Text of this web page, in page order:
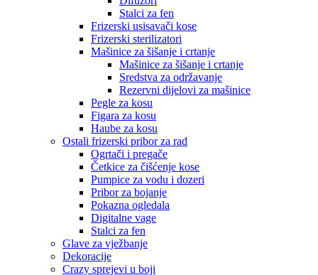
Stalci za fen
Frizerski usisavači kose
Frizerski sterilizatori
Mašinice za šišanje i crtanje
Mašinice za šišanje i crtanje
Sredstva za održavanje
Rezervni dijelovi za mašinice
Pegle za kosu
Figara za kosu
Haube za kosu
Ostali frizerski pribor za rad
Ogrtači i pregače
Četkice za čišćenje kose
Pumpice za vodu i dozeri
Pribor za bojanje
Pokazna ogledala
Digitalne vage
Stalci za fen
Glave za vježbanje
Dekoracije
Crazy sprejevi u boji